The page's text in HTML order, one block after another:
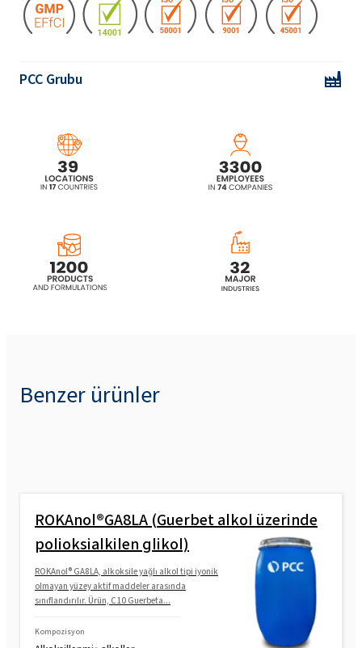
PCC Grubu
Benzer ürünler
ROKAnol®GA8LA (Guerbet alkol üzerinde
polioksialkilen glikol)
ROKAnol® GA8LA, alkoksile yağlı alkol tipi iyonik
olmayan yüzey aktif maddeler arasında
sınıflandırılır. Ürün, C10 Guerbeta...
Kompozisyon